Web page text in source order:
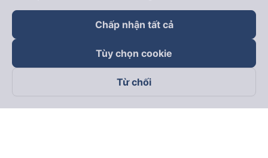
Theo dõi chúng tôi trên
Chấp nhận tất cả
Tùy chọn cookie
Từ chối